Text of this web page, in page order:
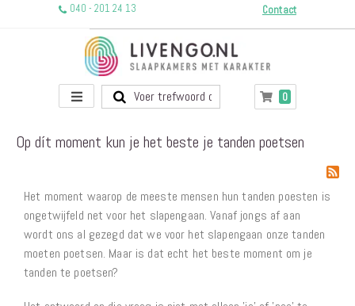
040 - 201 24 13 Contact
Toggle
Winkelwagen
0producten
Op dít moment kun je het beste je tanden poetsen
Het moment waarop de meeste mensen hun tanden poesten is
ongetwijfeld net voor het slapengaan. Vanaf jongs af aan
wordt ons al gezegd dat we voor het slapengaan onze tanden
moeten poetsen. Maar is dat echt het beste moment om je
tanden te poetsen?